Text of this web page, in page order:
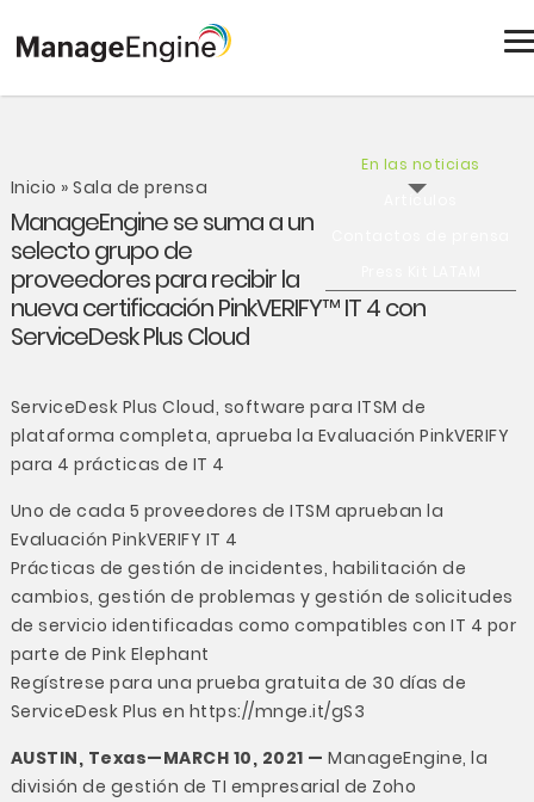
En las noticias
Artículos
Inicio »Sala de prensa
ManageEngine se suma a un
selecto grupo de
proveedores para recibir la
nueva certificación PinkVERIFY™ IT 4 con
ServiceDesk Plus Cloud
ServiceDesk Plus Cloud, software para ITSM de
plataforma completa, aprueba la Evaluación PinkVERIFY
para 4 prácticas de IT 4
Uno de cada 5 proveedores de ITSM aprueban la
Evaluación PinkVERIFY IT 4
Prácticas de gestión de incidentes, habilitación de
cambios, gestión de problemas y gestión de solicitudes
de servicio identificadas como compatibles con IT 4 por
parte de Pink Elephant
Regístrese para una prueba gratuita de 30 días de
ServiceDesk Plus en https://mnge.it/gS3
AUSTIN, Texas—MARCH 10, 2021 — ManageEngine, la
división de gestión de TI empresarial de Zoho